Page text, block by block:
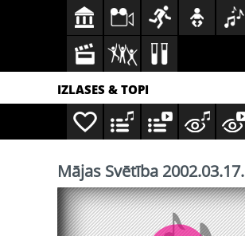
IZLASES & TOPI
Mājas Svētība 2002.03.17.